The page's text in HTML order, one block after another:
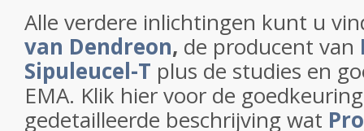
Alle verdere inlichtingen kunt u
van Dendreon, de producent van
Sipuleucel-T plus de studies en
EMA. Klik hier voor de
gedetailleerde beschrijving wat